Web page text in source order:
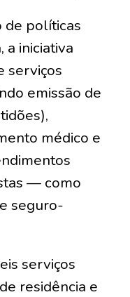
de políticas
a iniciativa
serviços
emissão de
médico e
— como
seguro-
serviços
residência e